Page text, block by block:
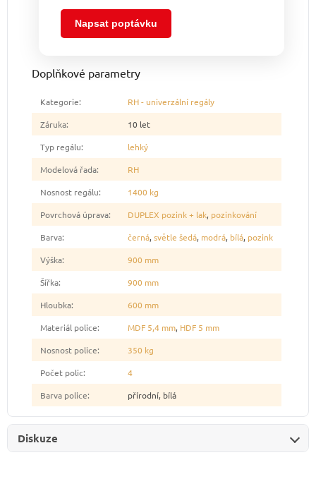
Napsat poptávku
Doplňkové parametry
Kategorie:
RH - univerzální regály
Záruka:
10 let
Typ regálu:
lehký
Modelová řada:
RH
Nosnost regálu:
1400 kg
Povrchová úprava: DUPLEX pozink + lak, pozinkování
Barva: černá, světle šedá, modrá, bílá, pozink
Výška:
900 mm
Šířka:
900 mm
Hloubka:
600 mm
Materiál police: MDF 5,4 mm, HDF 5 mm
Nosnost police:
350 kg
Počet polic:
4
Barva police: přírodní, bílá
Diskuze